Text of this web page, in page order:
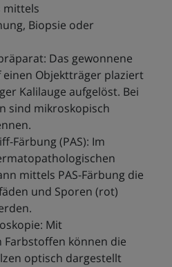
mittels
Biopsie oder
Das gewonnene
Objektträger plaziert
Kalilauge aufgelöst. Bei
sind mikroskopisch
Färbung (PAS): Im
mittels PAS-Färbung die
und Sporen (rot)
Mit
können die
optisch dargestellt